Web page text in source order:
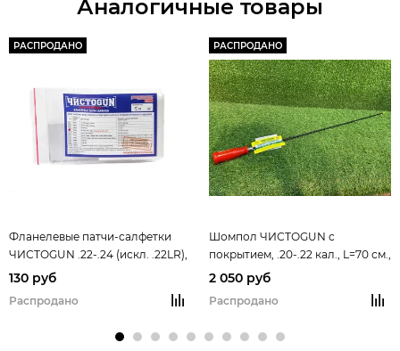
Аналогичные товары
РАСПРОДАНО
Фланелевые патчи-салфетки
ЧИСТОGUN .22-.24 (искл. .22LR),
квадрат 35х35 мм, 50 шт.
130 руб
Распродано
РАСПРОДАНО
Шомпол ЧИСТОGUN с
покрытием, .20-.22 кал., L=70 см.,
+ (CH-20J, CH-AL-20, A2S-AL-3/2)
2 050 руб
Распродано